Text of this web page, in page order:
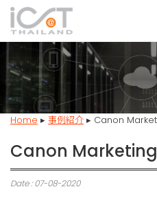
Home ▸ 事例紹介 ▸ Canon
Canon
Date : 07-08-2020